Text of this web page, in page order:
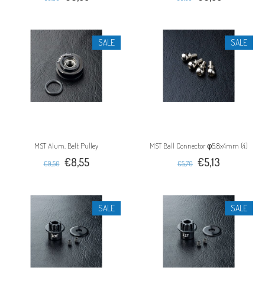
SALE
MST Alum. Belt Pulley
€9,50 €8,55
SALE
MST Ball Connector φ5.8x4mm (4)
€5,70 €5,13
SALE SALE